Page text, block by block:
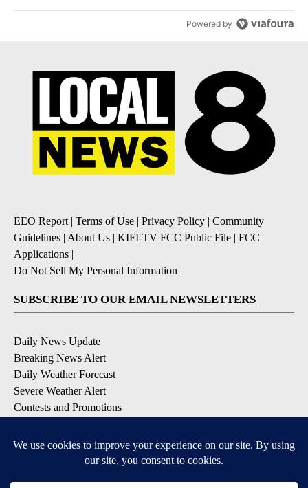
Powered by
EEO Report| Terms of Use | Privacy Policy | Community
Guidelines | About Us | KIFI-TV FCC Public File | FCC
Applications |
Do Not Sell My Personal Information
SUBSCRIBE TO OUR EMAIL NEWSLETTERS
Daily News Update
Breaking News Alert
Daily Weather Forecast
Severe Weather Alert
Contests and Promotions